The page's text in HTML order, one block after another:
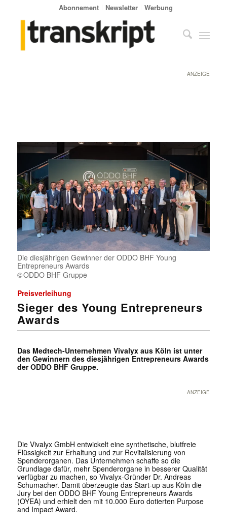
Abonnement Newsletter Werbung
ANZEIGE
Die diesjährigen Gewinner der ODDO BHF Young
Entrepreneurs Awards
ODDO BHF Gruppe
Preisverleihung
Sieger des Young Entrepreneurs
Awards
Das Medtech-Unternehmen Vivalyx aus Köln ist unter
den Gewinnern des diesjährigen Entrepreneurs Awards
der ODDO BHF Gruppe.
ANZEIGE
Die Vivalyx GmbH entwickelt eine synthetische, blutfreie
Flüssigkeit zur Erhaltung und zur Revitalisierung von
Spenderorganen. Das Unternehmen schaffe so die
Grundlage dafür, mehr Spenderorgane in besserer Qualität
verfügbar zu machen, so Vivalyx-Gründer Dr. Andreas
Schumacher. Damit überzeugte das Start-up aus Köln die
Jury bei den ODDO BHF Young Entrepreneurs Awards
(OYEA) und erhielt den mit 10.000 Euro dotierten Purpose
and Impact Award.